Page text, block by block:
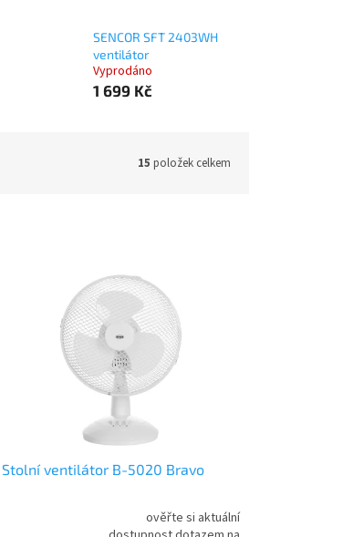
SENCOR SFT 2403WH
ventilátor
Vyprodáno
1 699 Kč
15 položek celkem
Stolní ventilátor B-5020 Bravo
ověřte si aktuální